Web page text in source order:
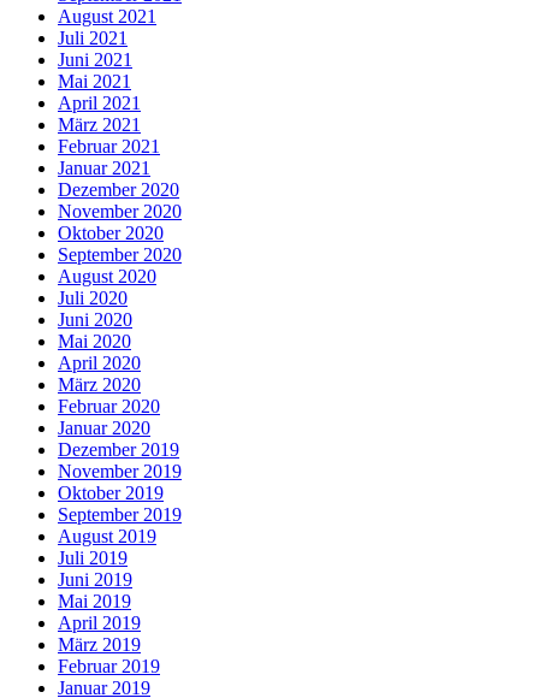
August 2021
Juli 2021
Juni 2021
Mai 2021
April 2021
März 2021
Februar 2021
Januar 2021
Dezember 2020
November 2020
Oktober 2020
September 2020
August 2020
Juli 2020
Juni 2020
Mai 2020
April 2020
März 2020
Februar 2020
Januar 2020
Dezember 2019
November 2019
Oktober 2019
September 2019
August 2019
Juli 2019
Juni 2019
Mai 2019
April 2019
März 2019
Februar 2019
Januar 2019